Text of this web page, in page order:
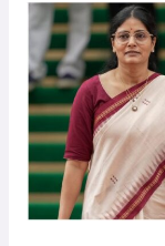
भारत
पैरासिटामोल
दवा
पर
प्रतिबंध
नहीं,